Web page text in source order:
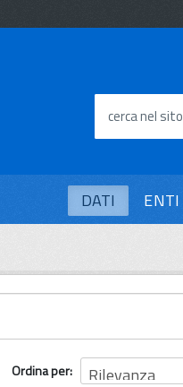
cerca nel sito
DATI ENTI
Ordina per